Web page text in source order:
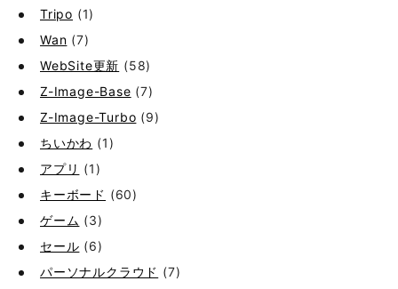
Tripo (1)
Wan (7)
WebSite更新 (58)
Z-Image-Base (7)
Z-Image-Turbo (9)
ちいかわ (1)
アプリ (1)
キーボード (60)
ゲーム (3)
セール (6)
パーソナルクラウド (7)